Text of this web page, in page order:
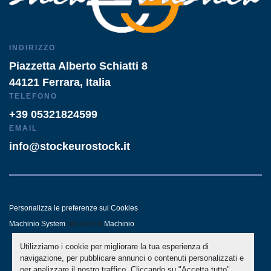
Utilizziamo i cookie per migliorare la tua esperienza di
navigazione, per pubblicare annunci o contenuti personalizzati e
INDIRIZZO
Piazzetta Alberto Schiatti 8
44121 Ferrara, Italia
TELEFONO
+39 05321824599
EMAIL
info@stockeurostock.it
Personalizza le preferenze sui Cookies
Machinio System sito web di Machinio
- LINKEDIN - WHATSAPP